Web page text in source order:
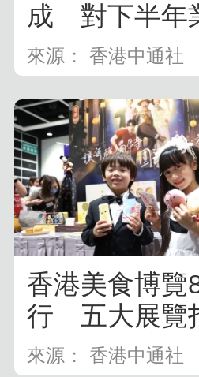
成 對下半年
慎樂觀
來源： 香港中通社
香港美食博覽
行 五大展覽
夏嘉年華
來源： 香港中通社